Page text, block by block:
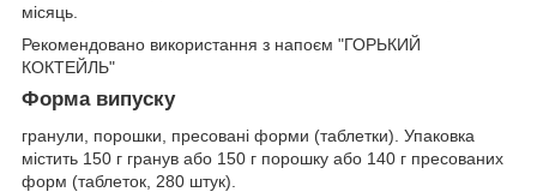
місяць.
Рекомендовано використання з напоєм "ГОРЬКИЙ
КОКТЕЙЛЬ"
Форма випуску
гранули, порошки, пресовані форми (таблетки). Упаковка
містить 150 г гранув або 150 г порошку або 140 г пресованих
форм (таблеток, 280 штук).